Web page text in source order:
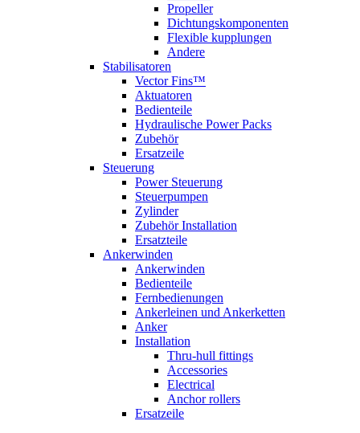
Propeller
Dichtungskomponenten
Flexible kupplungen
Andere
Stabilisatoren
Vector Fins™
Aktuatoren
Bedienteile
Hydraulische Power Packs
Zubehör
Ersatzeile
Steuerung
Power Steuerung
Steuerpumpen
Zylinder
Zubehör Installation
Ersatzteile
Ankerwinden
Ankerwinden
Bedienteile
Fernbedienungen
Ankerleinen und Ankerketten
Anker
Installation
Thru-hull fittings
Accessories
Electrical
Anchor rollers
Ersatzeile